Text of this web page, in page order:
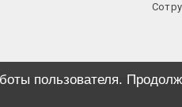
пользователя.